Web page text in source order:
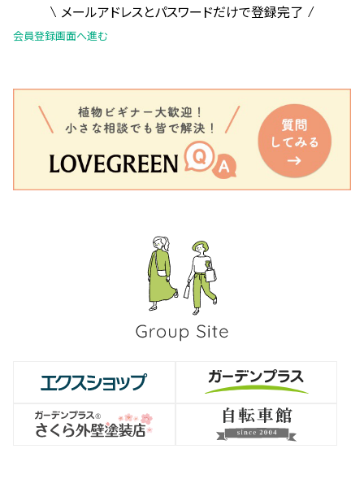
メールアドレスとパスワードだけで登録完了
会員登録画面へ進む